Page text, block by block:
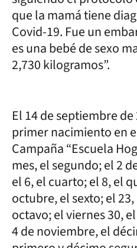
que la mamá tiene
Covid-19. Fue un
es una bebé de sexo
2,730 kilogramos”.
El 14 de septiembre
primer nacimiento en
Campaña “Escuela
mes, el segundo; el 2
el 6, el cuarto; el 8, el
octubre, el sexto; el
octavo; el viernes 30,
4 de noviembre, el